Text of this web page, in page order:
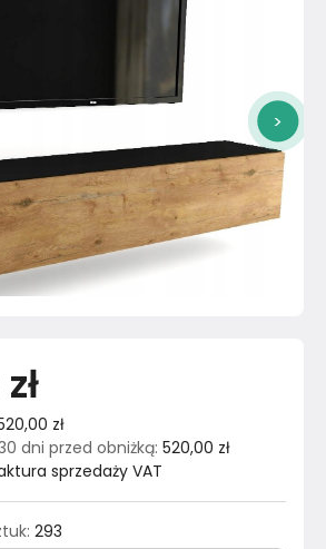
>
zł
dni przed obniżką: 520,00 zł
sprzedaży VAT
: 293